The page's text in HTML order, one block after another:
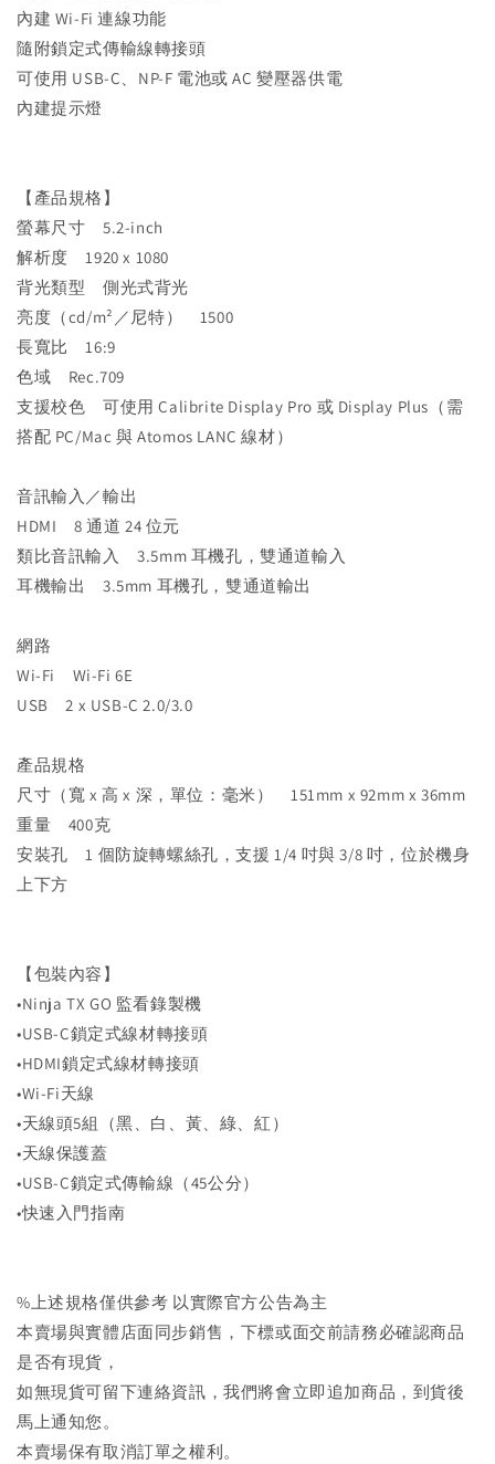
內建 Wi-Fi 連線功能
隨附鎖定式傳輸線轉接頭
可使用 USB-C、NP-F 電池或 AC 變壓器供電
內建提示燈
【產品規格】
螢幕尺寸 5.2-inch
解析度 1920 x 1080
背光類型 側光式背光
亮度（cd/m²／尼特） 1500
長寬比 16:9
色域 Rec.709
支援校色 可使用 Calibrite Display Pro 或 Display Plus（需
搭配 PC/Mac 與 Atomos LANC 線材）
音訊輸入／輸出
HDMI 8 通道 24 位元
類比音訊輸入 3.5mm 耳機孔，雙通道輸入
耳機輸出 3.5mm 耳機孔，雙通道輸出
網路
Wi-Fi Wi-Fi 6E
USB 2 x USB-C 2.0/3.0
產品規格
尺寸（寬 x 高 x 深，單位：毫米） 151mm x 92mm x 36mm
重量 400克
安裝孔 1 個防旋轉螺絲孔，支援 1/4 吋與 3/8 吋，位於機身
上下方
【包裝內容】
•Ninja TX GO 監看錄製機
•USB-C鎖定式線材轉接頭
•HDMI鎖定式線材轉接頭
•Wi-Fi天線
•天線頭5組（黑、白、黃、綠、紅）
•天線保護蓋
•USB-C鎖定式傳輸線（45公分）
•快速入門指南
%上述規格僅供參考 以實際官方公告為主
本賣場與實體店面同步銷售，下標或面交前請務必確認商品
是否有現貨，
如無現貨可留下連絡資訊，我們將會立即追加商品，到貨後
馬上通知您。
本賣場保有取消訂單之權利。